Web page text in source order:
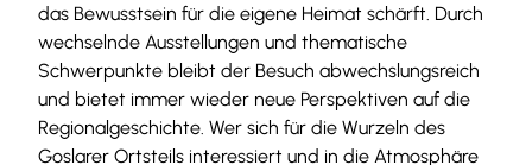
das Bewusstsein für die eigene Heimat schärft. Durch
wechselnde Ausstellungen und thematische
Schwerpunkte bleibt der Besuch abwechslungsreich
und bietet immer wieder neue Perspektiven auf die
Regionalgeschichte. Wer sich für die Wurzeln des
Goslarer Ortsteils interessiert und in die Atmosphäre